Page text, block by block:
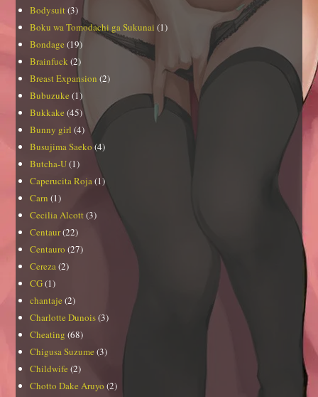
Bodysuit(3)
Boku wa Tomodachi ga Sukunai (1)
Bondage (19)
Brainfuck (2)
Breast Expansion (2)
Bubuzuke (1)
Bukkake (45)
Bunny girl (4)
Busujima Saeko (4)
Butcha-U(1)
Caperucita Roja(1)
Carn (1)
Cecilia Alcott(3)
Centaur(22)
Centauro (27)
Cereza(2)
CG(1)
chantaje (2)
Charlotte Dunois(3)
Cheating (68)
Chigusa Suzume (3)
Childwife (2)
Chotto Dake Aruyo (2)